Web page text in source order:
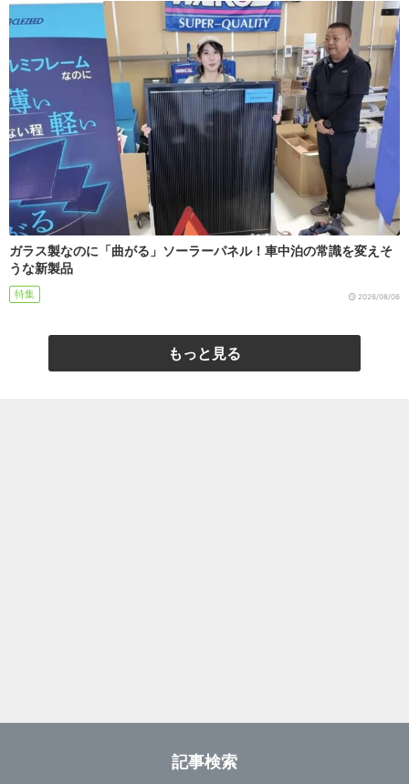
ガラス製なのに「曲がる」ソーラーパネル！車中泊の常識を変えそ
うな新製品
特集 2026/08/06
もっと見る
記事検索